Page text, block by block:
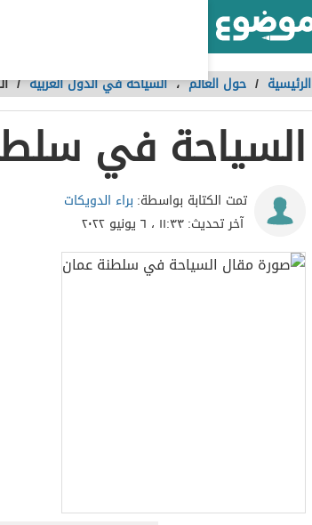
الرئيسية / حول العالم،السياحة في الدول العربية /
السياحة في
تمت الكتابة بواسطة: براء الدويكات
آخر تحديث:١١:٣٣ ، ٦ يونيو ٢٠٢٢